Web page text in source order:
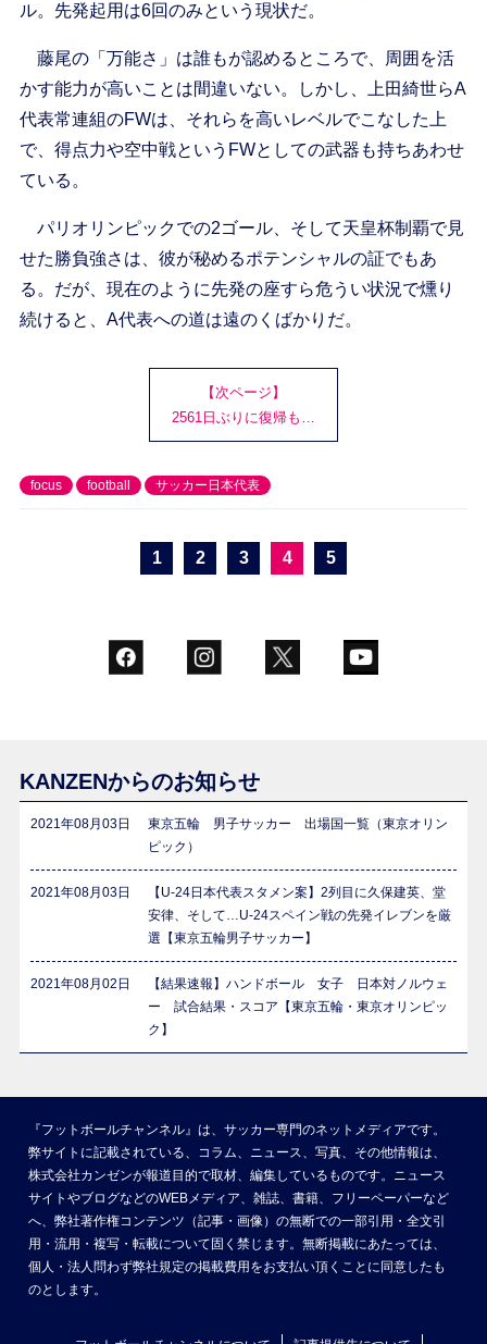
ル。先発起用は6回のみという現状だ。
藤尾の「万能さ」は誰もが認めるところで、周囲を活
かす能力が高いことは間違いない。しかし、上田綺世らA
代表常連組のFWは、それらを高いレベルでこなした上
で、得点力や空中戦というFWとしての武器も持ちあわせ
ている。
パリオリンピックでの2ゴール、そして天皇杯制覇で見
せた勝負強さは、彼が秘めるポテンシャルの証でもあ
る。だが、現在のように先発の座すら危うい状況で燻り
続けると、A代表への道は遠のくばかりだ。
【次ページ】
2561日ぶりに復帰も…
focus football サッカー日本代表
1 2 3 4 5
KANZENからのお知らせ
2021年08月03日
東京五輪 男子サッカー 出場国一覧（東京オリン
ピック）
2021年08月03日
【U-24日本代表スタメン案】2列目に久保建英、堂
安律、そして…U-24スペイン戦の先発イレブンを厳
選【東京五輪男子サッカー】
2021年08月02日
【結果速報】ハンドボール 女子 日本対ノルウェ
ー 試合結果・スコア【東京五輪・東京オリンピッ
ク】
『フットボールチャンネル』は、サッカー専門のネットメディアです。
弊サイトに記載されている、コラム、ニュース、写真、その他情報は、
株式会社カンゼンが報道目的で取材、編集しているものです。ニュース
サイトやブログなどのWEBメディア、雑誌、書籍、フリーペーパーなど
へ、弊社著作権コンテンツ（記事・画像）の無断での一部引用・全文引
用・流用・複写・転載について固く禁じます。無断掲載にあたっては、
個人・法人問わず弊社規定の掲載費用をお支払い頂くことに同意したも
のとします。